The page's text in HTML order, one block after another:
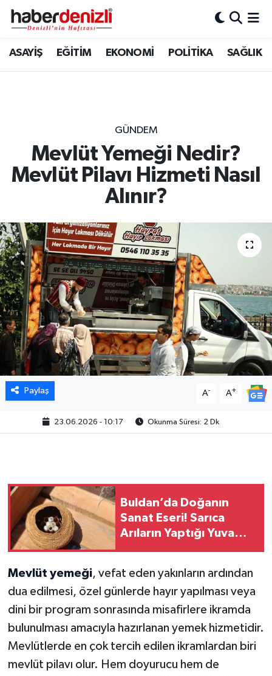
ASAYİŞ EĞİTİM EKONOMİ POLİTİKA SAĞLIK
GÜNDEM
Mevlüt Yemeği Nedir?
Mevlüt Pilavı Hizmeti Nasıl
Alınır?
Paylaş A- A+
23.06.2026 - 10:17 Okunma Süresi: 2 Dk
Buldan’da Doğanın
Sanat Eseri! Sarıca
Arıların Yaptığı Yuva
Mevlüt yemeği, vefat eden yakınların ardından
dua edilmesi, özel günlerde hayır yapılması veya
dini bir program sonrasında misafirlere ikramda
bulunulması amacıyla hazırlanan yemek hizmetidir.
Mevlütlerde en çok tercih edilen ikramlardan biri
mevlüt pilavı olur. Hem doyurucu hem de
Denizli Nöbetçi Eczaneler
Tüm Manşetler
Son Dakika Haberleri
Haber Arşivi